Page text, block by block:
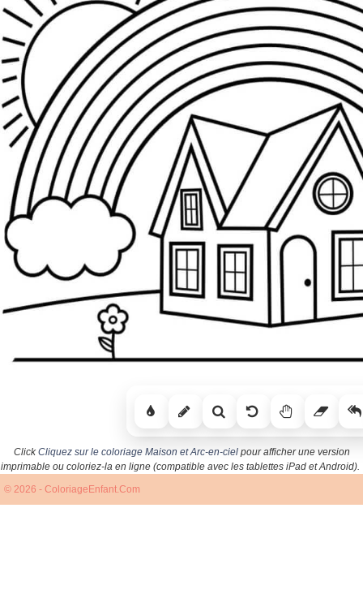
ClickCliquez sur le coloriage Maison et Arc-en-cielpour afficher une version
imprimable ou coloriez-la en ligne (compatible avec les tablettes iPad et Android).
© 2026 - ColoriageEnfant.Com